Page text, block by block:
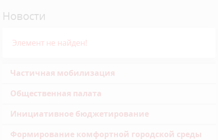
Новости
Элемент не найден!
Частичная мобилизация
Общественная палата
Инициативное бюджетирование
Формирование комфортной городской среды